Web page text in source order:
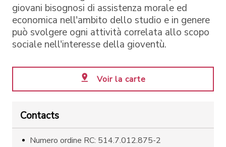
giovani bisognosi di assistenza morale ed
economica nell'ambito dello studio e in genere
può svolgere ogni attività correlata allo scopo
sociale nell'interesse della gioventù.
Voir la carte
Contacts
Numero ordine RC: 514.7.012.875-2